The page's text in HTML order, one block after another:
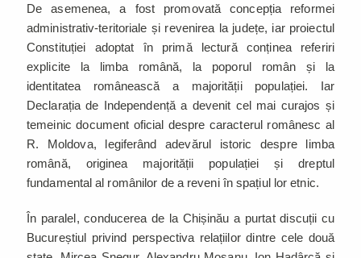
De asemenea, a fost promovată concepția reformei
administrativ-teritoriale și revenirea la județe, iar proiectul
Constituției adoptat în primă lectură conținea referiri
explicite la limba română, la poporul român și la
identitatea românească a majorității populației. Iar
Declarația de Independență a devenit cel mai curajos și
temeinic document oficial despre caracterul românesc al
R. Moldova, legiferând adevărul istoric despre limba
română, originea majorității populației și dreptul
fundamental al românilor de a reveni în spațiul lor etnic.
În paralel, conducerea de la Chișinău a purtat discuții cu
Bucureștiul privind perspectiva relațiilor dintre cele două